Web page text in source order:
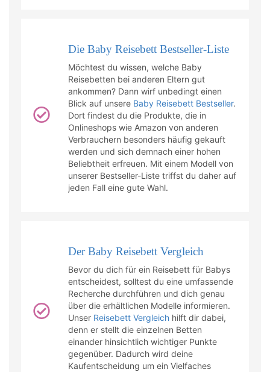
Die Baby Reisebett Bestseller-Liste
Möchtest du wissen, welche Baby
Reisebetten bei anderen Eltern gut
ankommen? Dann wirf unbedingt einen
Blick auf unsere Baby Reisebett Bestseller.
Dort findest du die Produkte, die in
Onlineshops wie Amazon von anderen
Verbrauchern besonders häufig gekauft
werden und sich demnach einer hohen
Beliebtheit erfreuen. Mit einem Modell von
unserer Bestseller-Liste triffst du daher auf
jeden Fall eine gute Wahl.
Der Baby Reisebett Vergleich
Bevor du dich für ein Reisebett für Babys
entscheidest, solltest du eine umfassende
Recherche durchführen und dich genau
über die erhältlichen Modelle informieren.
Unser Reisebett Vergleich hilft dir dabei,
denn er stellt die einzelnen Betten
einander hinsichtlich wichtiger Punkte
gegenüber. Dadurch wird deine
Kaufentscheidung um ein Vielfaches